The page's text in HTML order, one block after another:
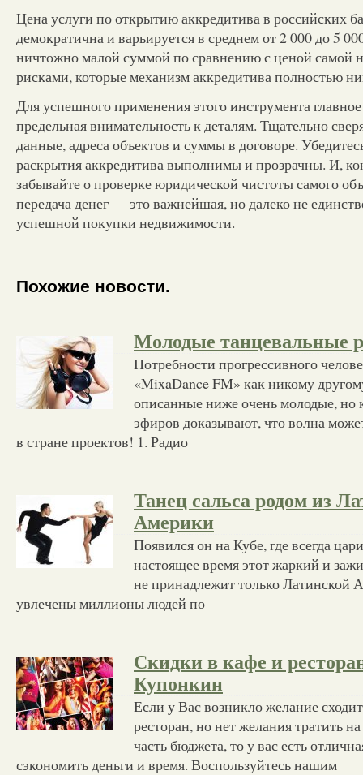
Цена услуги по открытию аккредитива в российских
демократична и варьируется в среднем от 2 000 до 5
ничтожно малой суммой по сравнению с ценой самой
рисками, которые механизм аккредитива полностью
Для успешного применения этого инструмента
предельная внимательность к деталям. Тщательно
данные, адреса объектов и суммы в договоре.
раскрытия аккредитива выполнимы и прозрачны. И,
забывайте о проверке юридической чистоты самого
передача денег — это важнейшая, но далеко не
успешной покупки недвижимости.
Похожие новости.
Молодые танцевальные
Потребности прогрессивного
«MixaDance FM» как никому
описанные ниже очень молодые, но
эфиров доказывают, что волна
в стране проектов! 1. Радио
Танец сальса родом из
Америки
Появился он на Кубе, где всегда
настоящее время этот жаркий и
не принадлежит только Латинской
увлечены миллионы людей по
Скидки в кафе и
Купонкин
Если у Вас возникло желание
ресторан, но нет желания тратить
часть бюджета, то у вас есть
сэкономить деньги и время. Воспользуйтесь нашим